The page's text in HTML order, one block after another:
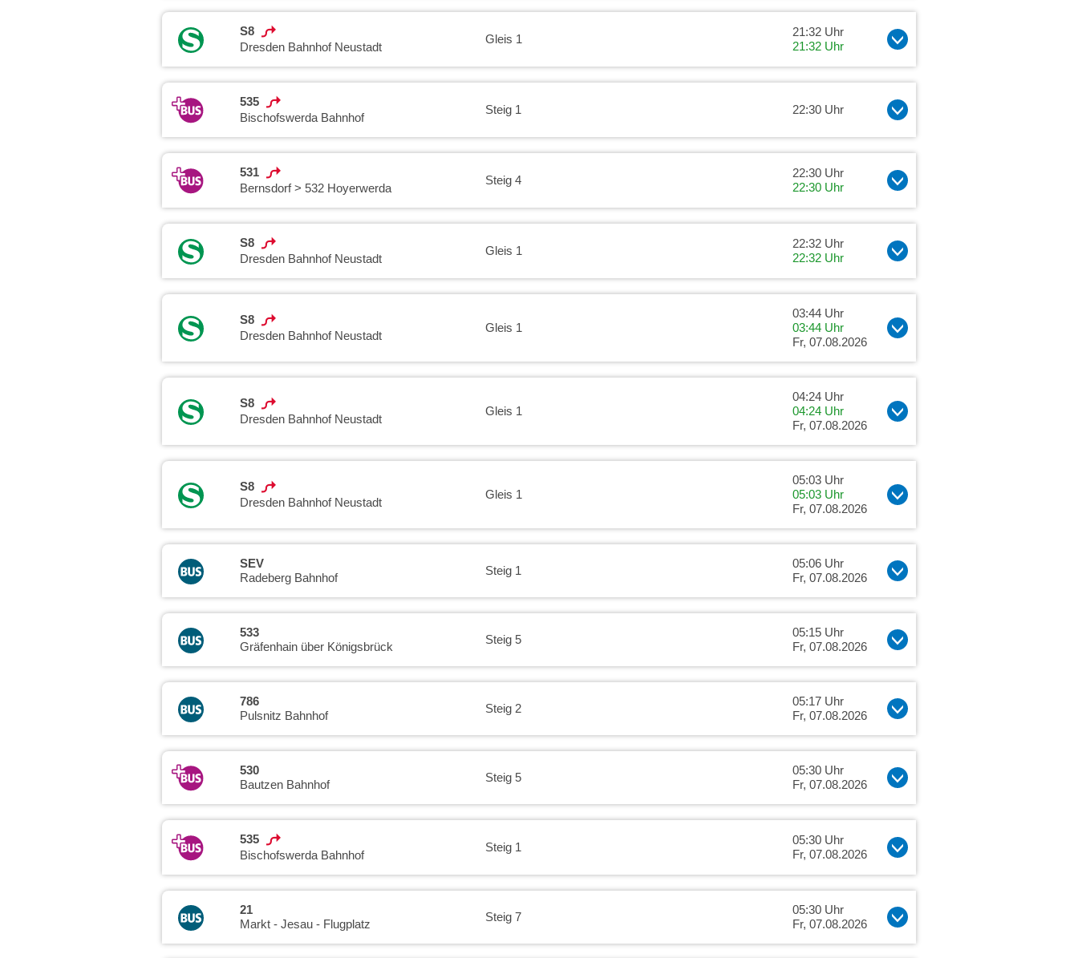
S8
Dresden Bahnhof Neustadt
Gleis 1
21:32 Uhr
21:32 Uhr
535
Bischofswerda Bahnhof
Steig 1 22:30 Uhr
531
Bernsdorf > 532 Hoyerwerda
Steig 4
22:30 Uhr
22:30 Uhr
S8
Dresden Bahnhof Neustadt
Gleis 1
22:32 Uhr
22:32 Uhr
S8
Dresden Bahnhof Neustadt
Gleis 1
03:44 Uhr
03:44 Uhr
Fr, 07.08.2026
S8
Dresden Bahnhof Neustadt
Gleis 1
04:24 Uhr
04:24 Uhr
Fr, 07.08.2026
S8
Dresden Bahnhof Neustadt
Gleis 1
05:03 Uhr
05:03 Uhr
Fr, 07.08.2026
SEV
Radeberg Bahnhof
Steig 1
05:06 Uhr
Fr, 07.08.2026
533
Gräfenhain über Königsbrück
Steig 5
05:15 Uhr
Fr, 07.08.2026
786
Pulsnitz Bahnhof
Steig 2
05:17 Uhr
Fr, 07.08.2026
530
Bautzen Bahnhof
Steig 5
05:30 Uhr
Fr, 07.08.2026
535
Bischofswerda Bahnhof
Steig 1
05:30 Uhr
Fr, 07.08.2026
21
Markt - Jesau - Flugplatz
Steig 7
05:30 Uhr
Fr, 07.08.2026